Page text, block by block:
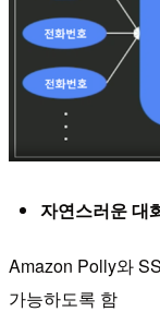
자연스러운 대
Amazon Polly와
가능하도록 함